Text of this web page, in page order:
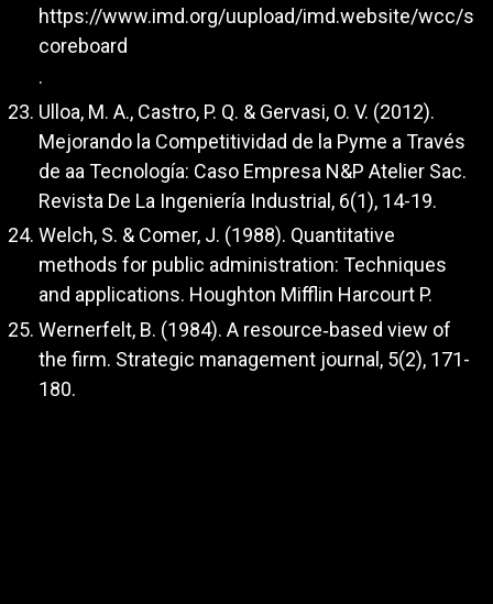
https://www.imd.org/uupload/imd.website/wcc/s
coreboard
.
Ulloa, M. A., Castro, P. Q. & Gervasi, O. V. (2012).
Mejorando la Competitividad de la Pyme a Través
de aa Tecnología: Caso Empresa N&P Atelier Sac.
Revista De La Ingeniería Industrial, 6(1), 14-19.
Welch, S. & Comer, J. (1988). Quantitative
methods for public administration: Techniques
and applications. Houghton Mifflin Harcourt P.
Wernerfelt, B. (1984). A resource‐based view of
the firm. Strategic management journal, 5(2), 171-
180.